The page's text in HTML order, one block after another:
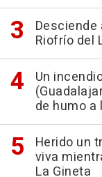
Desciende
Riofrío del
Un
de humo a
Herido un
viva
La Gineta